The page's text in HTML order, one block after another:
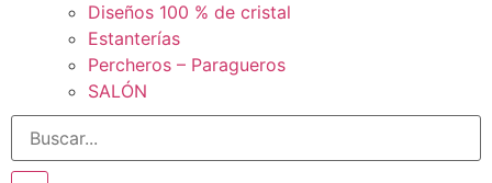
Diseños 100 % de cristal
Estanterías
Percheros – Paragueros
SALÓN